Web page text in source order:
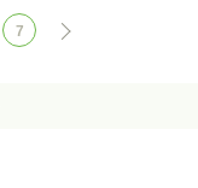
7